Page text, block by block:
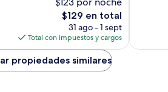
El
precio
actual
es
de
$129
$129 en total
31 ago - 1 sept
Total con impuestos y cargos
propiedades similares